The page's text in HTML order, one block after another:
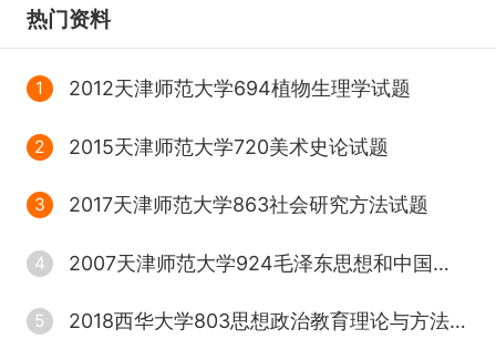
热门资料
1 2012天津师范大学694植物生理学试题
2 2015天津师范大学720美术史论试题
3 2017天津师范大学863社会研究方法试题
4 2007天津师范大学924毛泽东思想和中国特色社会主义理论体系概论试题
5 2018西华大学803思想政治教育理论与方法试题